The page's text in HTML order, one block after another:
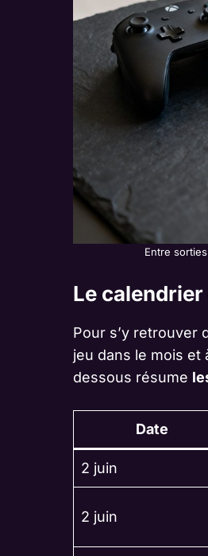
Entre
Le
Pour s’y retrouver
jeu dans le mois et
dessous résume
Date
2 juin
2 juin